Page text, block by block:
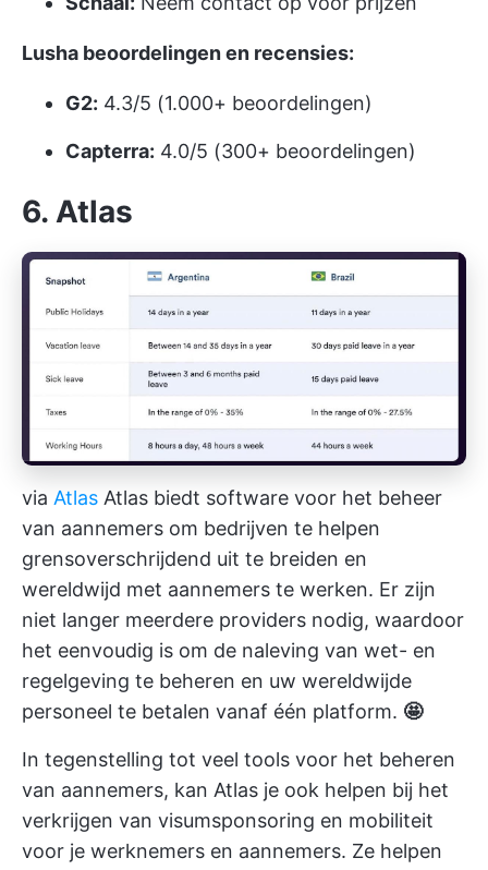
Lusha beoordelingen en recensies:
G2: 4.3/5 (1.000+ beoordelingen)
Capterra: 4.0/5 (300+ beoordelingen)
6. Atlas
via Atlas Atlas biedt software voor het beheer
van aannemers om bedrijven te helpen
grensoverschrijdend uit te breiden en
wereldwijd met aannemers te werken. Er zijn
niet langer meerdere providers nodig, waardoor
het eenvoudig is om de naleving van wet- en
regelgeving te beheren en uw wereldwijde
personeel te betalen vanaf één platform. 🤩
In tegenstelling tot veel tools voor het beheren
van aannemers, kan Atlas je ook helpen bij het
verkrijgen van visumsponsoring en mobiliteit
voor je werknemers en aannemers. Ze helpen